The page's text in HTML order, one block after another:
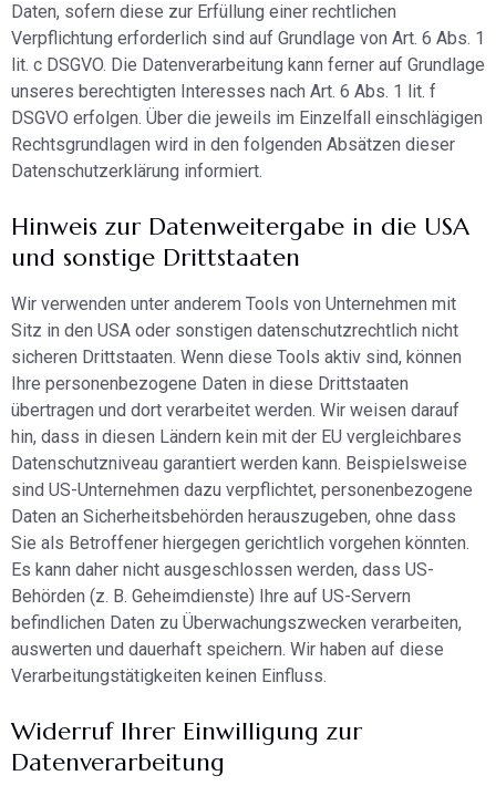
Daten, sofern diese zur Erfüllung einer rechtlichen
Verpflichtung erforderlich sind auf Grundlage von Art. 6 Abs. 1
lit. c DSGVO. Die Datenverarbeitung kann ferner auf Grundlage
unseres berechtigten Interesses nach Art. 6 Abs. 1 lit. f
DSGVO erfolgen. Über die jeweils im Einzelfall einschlägigen
Rechtsgrundlagen wird in den folgenden Absätzen dieser
Datenschutzerklärung informiert.
Hinweis zur Datenweitergabe in die USA
und sonstige Drittstaaten
Wir verwenden unter anderem Tools von Unternehmen mit
Sitz in den USA oder sonstigen datenschutzrechtlich nicht
sicheren Drittstaaten. Wenn diese Tools aktiv sind, können
Ihre personenbezogene Daten in diese Drittstaaten
übertragen und dort verarbeitet werden. Wir weisen darauf
hin, dass in diesen Ländern kein mit der EU vergleichbares
Datenschutzniveau garantiert werden kann. Beispielsweise
sind US-Unternehmen dazu verpflichtet, personenbezogene
Daten an Sicherheitsbehörden herauszugeben, ohne dass
Sie als Betroffener hiergegen gerichtlich vorgehen könnten.
Es kann daher nicht ausgeschlossen werden, dass US-
Behörden (z. B. Geheimdienste) Ihre auf US-Servern
befindlichen Daten zu Überwachungszwecken verarbeiten,
auswerten und dauerhaft speichern. Wir haben auf diese
Verarbeitungstätigkeiten keinen Einfluss.
Widerruf Ihrer Einwilligung zur
Datenverarbeitung